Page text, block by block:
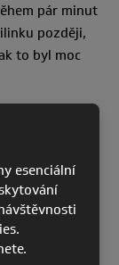
pár minut
později,
to byl moc
Trať byla
na
otočňák jsme
a do pásky
cíle, svozy
esenciální